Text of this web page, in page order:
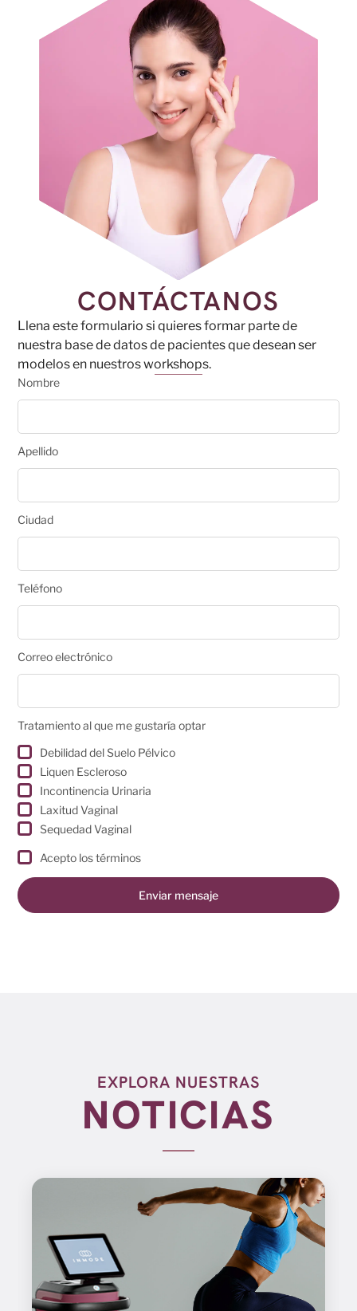
CONTÁCTANOS
Llena este formulario si quieres formar parte de
nuestra base de datos de pacientes que desean ser
modelos en nuestros workshops.
Nombre
Apellido
Ciudad
Teléfono
Correo electrónico
Tratamiento al que me gustaría optar
Debilidad del Suelo Pélvico
Liquen Escleroso
Incontinencia Urinaria
Laxitud Vaginal
Sequedad Vaginal
Acepto los términos
Enviar mensaje
EXPLORA NUESTRAS
NOTICIAS